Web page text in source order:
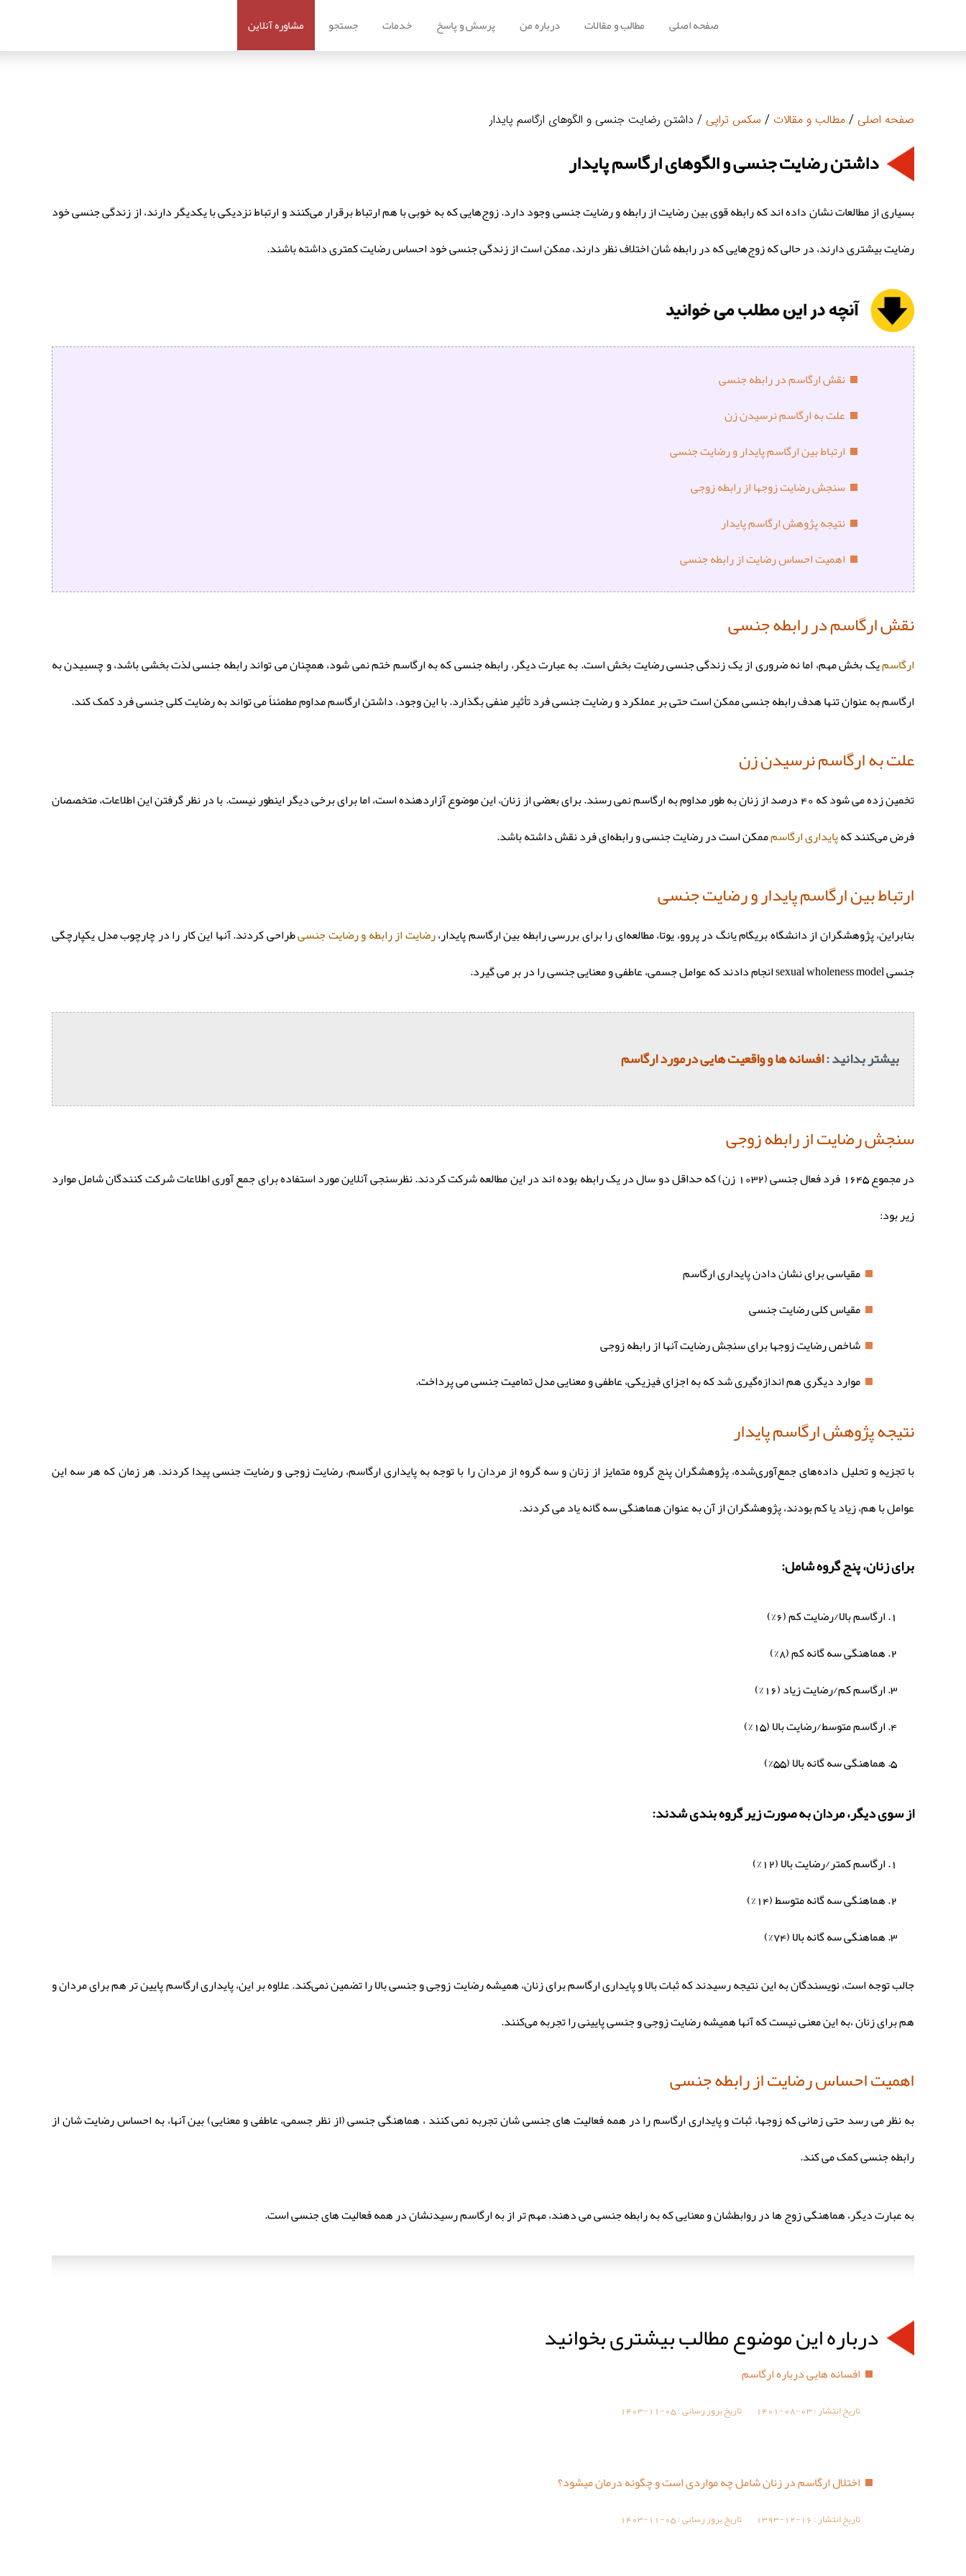
صفحه اصلی مطالب و مقالات درباره من پرسش و پاسخ خدمات جستجو مشاوره آنلاین
صفحه اصلی / مطالب و مقالات / سکس تراپی / داشتن رضایت جنسی و الگوهای ارگاسم پایدار
داشتن رضایت جنسی و الگوهای ارگاسم پایدار
بسیاری از مطالعات نشان داده اند که رابطه قوی بین رضایت از رابطه و رضایت جنسی وجود دارد. زوج‌هایی که به خوبی با هم ارتباط برقرار می‌کنند و ارتباط نزدیکی با یکدیگر دارند، از زندگی جنسی خود
رضایت بیشتری دارند، در حالی که زوج‌هایی که در رابطه شان اختلاف نظر دارند، ممکن است از زندگی جنسی خود احساس رضایت کمتری داشته باشند.
نقش ارگاسم در رابطه جنسی
علت به ارگاسم نرسیدن زن
ارتباط بین ارگاسم پایدار و رضایت جنسی
سنجش رضایت زوجها از رابطه زوجی
نتیجه پژوهش ارگاسم پایدار
اهمیت احساس رضایت از رابطه جنسی
نقش ارگاسم در رابطه جنسی
ارگاسمیک بخش مهم، اما نه ضروری از یک زندگی جنسی رضایت بخش است. به عبارت دیگر، رابطه جنسی که به ارگاسم ختم نمی شود، همچنان می تواند رابطه جنسی لذت بخشی باشد، و چسبیدن به
ارگاسم به عنوان تنها هدف رابطه جنسی ممکن است حتی بر عملکرد و رضایت جنسی فرد تأثیر منفی بگذارد. با این وجود، داشتن ارگاسم مداوم مطمئناً می تواند به رضایت کلی جنسی فرد کمک کند.
علت به ارگاسم نرسیدن زن
تخمین زده می شود که 40 درصد از زنان به طور مداوم به ارگاسم نمی رسند. برای بعضی از زنان، این موضوع آزاردهنده است، اما برای برخی دیگر اینطور نیست. با در نظر گرفتن این اطلاعات، متخصصان
فرض می‌کنند کهپایداری ارگاسمممکن است در رضایت جنسی و رابطه‌ای فرد نقش داشته باشد.
ارتباط بین ارگاسم پایدار و رضایت جنسی
بنابراین، پژوهشگران از دانشگاه بریگام یانگ در پروو، یوتا، مطالعه‌ای را برای بررسی رابطه بین ارگاسم پایدار،رضایت از رابطه و رضایت جنسیطراحی کردند. آنها این کار را در چارچوب مدل یکپارچگی
جنسی sexual wholeness model انجام دادند که عوامل جسمی، عاطفی و معنایی جنسی را در بر می گیرد.
بیشتر بدانید :افسانه ها و واقعیت هایی درمورد ارگاسم
سنجش رضایت از رابطه زوجی
در مجموع 1645 فرد فعال جنسی (1032 زن) که حداقل دو سال در یک رابطه بوده اند در این مطالعه شرکت کردند. نظرسنجی آنلاین مورد استفاده برای جمع آوری اطلاعات شرکت کنندگان شامل موارد
زیر بود:
مقیاسی برای نشان دادن پایداری ارگاسم
مقیاس کلی رضایت جنسی
شاخص رضایت زوجها برای سنجش رضایت آنها از رابطه زوجی
موارد دیگری هم اندازه‌گیری شد که به اجزای فیزیکی، عاطفی و معنایی مدل تمامیت جنسی می پرداخت.
نتیجه پژوهش ارگاسم پایدار
با تجزیه و تحلیل داده‌های جمع‌آوری‌شده، پژوهشگران پنج گروه متمایز از زنان و سه گروه از مردان را با توجه به پایداری ارگاسم، رضایت زوجی و رضایت جنسی پیدا کردند. هر زمان که هر سه این
عوامل با هم، زیاد یا کم بودند، پژوهشگران از آن به عنوان هماهنگی سه گانه یاد می کردند.
برای زنان، پنج گروه شامل:
ارگاسم بالا/رضایت کم (6%)
هماهنگی سه گانه کم (8%)
ارگاسم کم/رضایت زیاد (16%)
ارگاسم متوسط/رضایت بالا (15%)
هماهنگی سه گانه بالا (55%)
از سوی دیگر، مردان به صورت زیر گروه بندی شدند:
ارگاسم کمتر/رضایت بالا (12%)
هماهنگی سه گانه متوسط (14%)
هماهنگی سه گانه بالا (74%)
جالب توجه است، نویسندگان به این نتیجه رسیدند که ثبات بالا و پایداری ارگاسم برای زنان، همیشه رضایت زوجی و جنسی بالا را تضمین نمی‌کند. علاوه بر این، پایداری ارگاسم پایین تر هم برای مردان و
هم برای زنان ،به این معنی نیست که آنها همیشه رضایت زوجی و جنسی پایینی را تجربه می‌کنند.
اهمیت احساس رضایت از رابطه جنسی
به نظر می رسد حتی زمانی که زوجها، ثبات و پایداری ارگاسم را در همه فعالیت های جنسی شان تجربه نمی کنند ، هماهنگی جنسی (از نظر جسمی، عاطفی و معنایی) بین آنها، به احساس رضایت شان از
رابطه جنسی کمک می کند.
به عبارت دیگر، هماهنگی زوج ها در روابطشان و معنایی که به رابطه جنسی می دهند، مهم تر از به ارگاسم رسیدنشان در همه فعالیت های جنسی است.
درباره این موضوع مطالب بیشتری بخوانید
افسانه هایی درباره ارگاسم
تاریخ انتشار :1401-08-03 تاریخ بروز رسانی :1403-11-05
اختلال ارگاسم در زنان شامل چه مواردی است و چگونه درمان میشود؟
تاریخ انتشار :1393-12-16 تاریخ بروز رسانی :1403-11-05